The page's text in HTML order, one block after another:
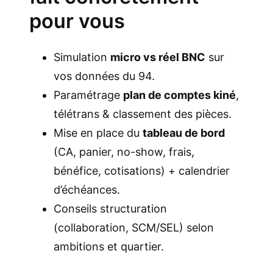
pour vous
Simulation micro vs réel BNC sur
vos données du 94.
Paramétrage plan de comptes kiné,
télétrans & classement des pièces.
Mise en place du tableau de bord
(CA, panier, no-show, frais,
bénéfice, cotisations) + calendrier
d’échéances.
Conseils structuration
(collaboration, SCM/SEL) selon
ambitions et quartier.